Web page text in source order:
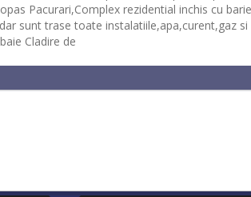
Pacurari,Complex rezidential inchis cu
sunt trase toate instalatiile,apa,curent,gaz
Cladire de